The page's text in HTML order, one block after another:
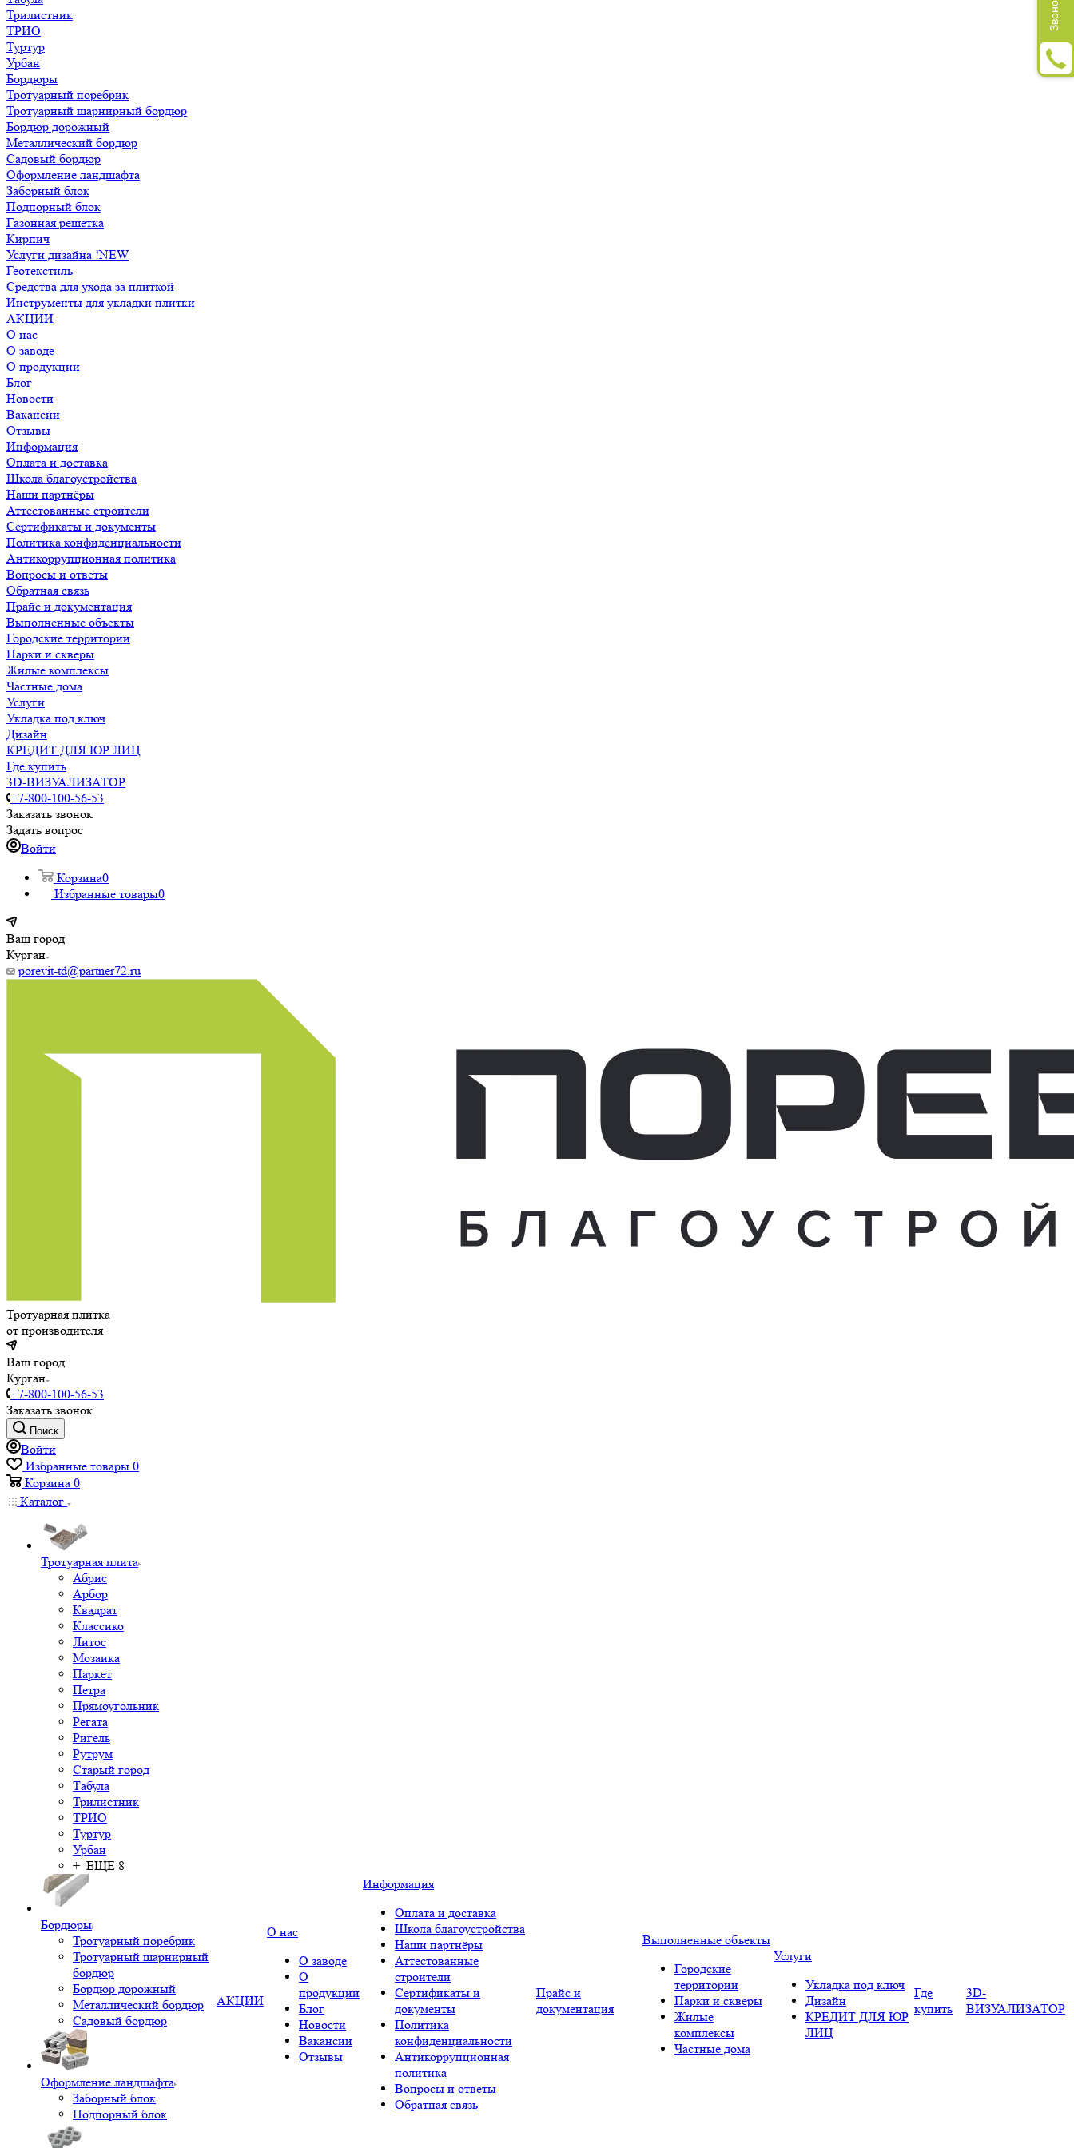
Трилистник
ТРИО
Туртур
Урбан
Бордюры
Тротуарный поребрик
Тротуарный шарнирный бордюр
Бордюр дорожный
Металлический бордюр
Садовый бордюр
Оформление ландшафта
Заборный блок
Подпорный блок
Газонная решетка
Кирпич
Услуги дизайна !NEW
Геотекстиль
Средства для ухода за плиткой
Инструменты для укладки плитки
АКЦИИ
О нас
О заводе
О продукции
Блог
Новости
Вакансии
Отзывы
Информация
Оплата и доставка
Школа благоустройства
Наши партнёры
Аттестованные строители
Сертификаты и документы
Политика конфиденциальности
Антикоррупционная политика
Вопросы и ответы
Обратная связь
Прайс и документация
Выполненные объекты
Городские территории
Парки и скверы
Жилые комплексы
Частные дома
Услуги
Укладка под ключ
Дизайн
КРЕДИТ ДЛЯ ЮР ЛИЦ
Где купить
3D-ВИЗУАЛИЗАТОР
+7-800-100-56-53
Заказать звонок
Задать вопрос
Войти
Корзина0
Избранные товары0
Ваш город
Курган
porevit-td@partner72.ru
Тротуарная плитка
от производителя
Ваш город
Курган
+7-800-100-56-53
Заказать звонок
Поиск
Войти
Избранные товары 0
Корзина 0
Каталог
Тротуарная плита
Абрис
Арбор
Квадрат
Классико
Литос
Мозаика
Паркет
Петра
Прямоугольник
Регата
Ригель
Рутрум
Старый город
Табула
Трилистник
ТРИО
Туртур
Урбан
+ ЕЩЕ 8
Бордюры
Тротуарный поребрик
Тротуарный шарнирный
бордюр
Бордюр дорожный
Металлический бордюр
Садовый бордюр
Оформление ландшафта
Заборный блок
Подпорный блок
АКЦИИ
О нас
О заводе
О
продукции
Блог
Новости
Вакансии
Отзывы
Информация
Оплата и доставка
Школа благоустройства
Наши партнёры
Аттестованные
строители
Сертификаты и
документы
Политика
конфиденциальности
Антикоррупционная
политика
Вопросы и ответы
Обратная связь
Прайс и
документация
Выполненные объекты
Городские
территории
Парки и скверы
Жилые
комплексы
Частные дома
Услуги
Укладка под ключ
Дизайн
КРЕДИТ ДЛЯ ЮР
ЛИЦ
Где
купить
3D-
ВИЗУАЛИЗАТОР